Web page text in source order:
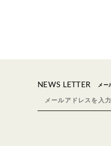
NEWS LETTER メー